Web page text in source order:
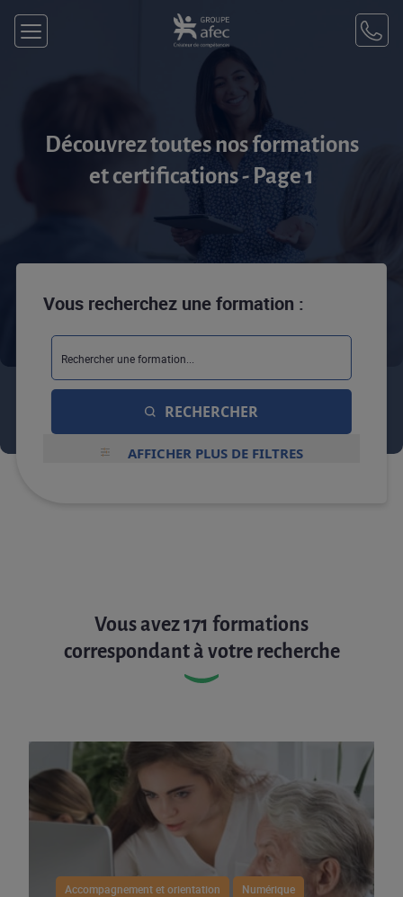
Découvrez toutes nos formations
et certifications - Page 1
Vous recherchez une formation :
RECHERCHER
AFFICHER PLUS DE FILTRES
Vous avez 171 formations
correspondant à votre recherche
Accompagnement et orientation Numérique